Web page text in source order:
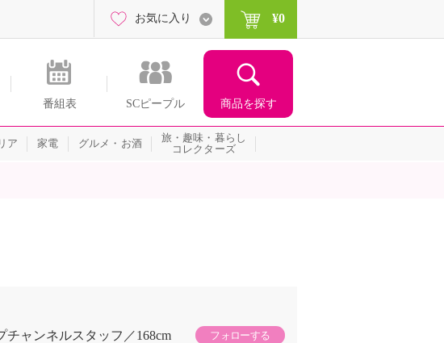
番組表 SCピープル 商品を探す
お気に入り ¥0
ア 家電 グルメ・お酒
旅・趣味・暮らし
コレクターズ
チャンネルスタッフ
168cm フォローする